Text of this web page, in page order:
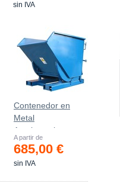
sin IVA
Contenedor en
Metal
Autobasculante
Estanco *
A partir de
685,00 €
sin IVA